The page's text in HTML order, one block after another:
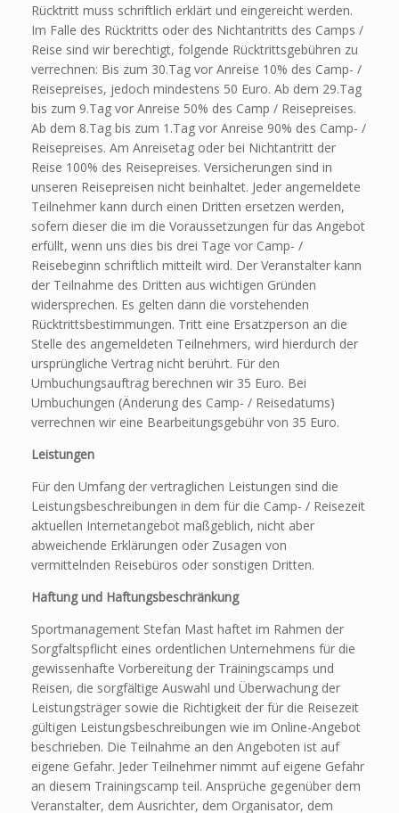
Rücktritt muss schriftlich erklärt und eingereicht werden.
Im Falle des Rücktritts oder des Nichtantritts des Camps /
Reise sind wir berechtigt, folgende Rücktrittsgebühren zu
verrechnen: Bis zum 30.Tag vor Anreise 10% des Camp- /
Reisepreises, jedoch mindestens 50 Euro. Ab dem 29.Tag
bis zum 9.Tag vor Anreise 50% des Camp / Reisepreises.
Ab dem 8.Tag bis zum 1.Tag vor Anreise 90% des Camp- /
Reisepreises. Am Anreisetag oder bei Nichtantritt der
Reise 100% des Reisepreises. Versicherungen sind in
unseren Reisepreisen nicht beinhaltet. Jeder angemeldete
Teilnehmer kann durch einen Dritten ersetzen werden,
sofern dieser die im die Voraussetzungen für das Angebot
erfüllt, wenn uns dies bis drei Tage vor Camp- /
Reisebeginn schriftlich mitteilt wird. Der Veranstalter kann
der Teilnahme des Dritten aus wichtigen Gründen
widersprechen. Es gelten dann die vorstehenden
Rücktrittsbestimmungen. Tritt eine Ersatzperson an die
Stelle des angemeldeten Teilnehmers, wird hierdurch der
ursprüngliche Vertrag nicht berührt. Für den
Umbuchungsauftrag berechnen wir 35 Euro. Bei
Umbuchungen (Änderung des Camp- / Reisedatums)
verrechnen wir eine Bearbeitungsgebühr von 35 Euro.
Leistungen
Für den Umfang der vertraglichen Leistungen sind die
Leistungsbeschreibungen in dem für die Camp- / Reisezeit
aktuellen Internetangebot maßgeblich, nicht aber
abweichende Erklärungen oder Zusagen von
vermittelnden Reisebüros oder sonstigen Dritten.
Haftung und Haftungsbeschränkung
Sportmanagement Stefan Mast haftet im Rahmen der
Sorgfaltspflicht eines ordentlichen Unternehmens für die
gewissenhafte Vorbereitung der Trainingscamps und
Reisen, die sorgfältige Auswahl und Überwachung der
Leistungsträger sowie die Richtigkeit der für die Reisezeit
gültigen Leistungsbeschreibungen wie im Online-Angebot
beschrieben. Die Teilnahme an den Angeboten ist auf
eigene Gefahr. Jeder Teilnehmer nimmt auf eigene Gefahr
an diesem Trainingscamp teil. Ansprüche gegenüber dem
Veranstalter, dem Ausrichter, dem Organisator, dem